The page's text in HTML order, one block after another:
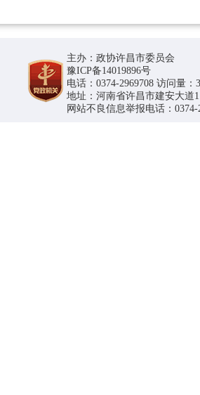
主办：政协许昌市委员会
豫ICP备14019896号
电话：0374-2969708 访问量：
地址：河南省许昌市建安大道
网站不良信息举报电话：